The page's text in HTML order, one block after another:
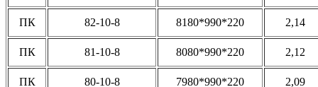
ПК 82-10-8 8180*990*220 2,14
ПК 81-10-8 8080*990*220 2,12
ПК 80-10-8 7980*990*220 2,09